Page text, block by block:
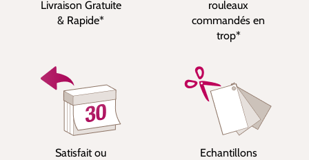
Livraison Gratuite
& Rapide*
rouleaux
commandés en
trop*
Satisfait ou
Echantillons